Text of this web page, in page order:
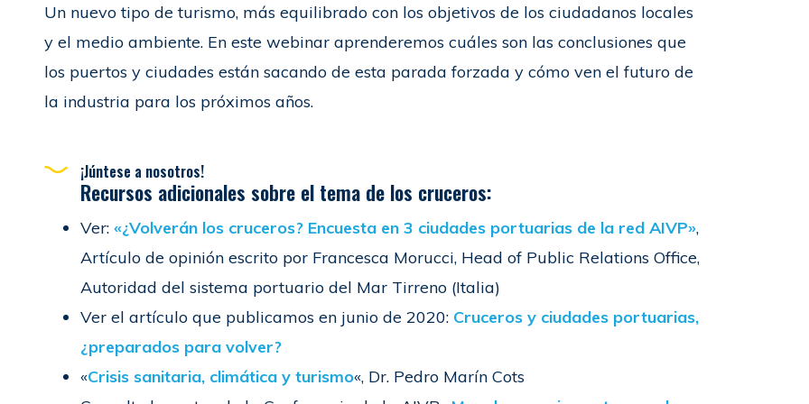
Un nuevo tipo de turismo, más equilibrado con los objetivos de los ciudadanos locales
y el medio ambiente. En este webinar aprenderemos cuáles son las conclusiones que
los puertos y ciudades están sacando de esta parada forzada y cómo ven el futuro de
la industria para los próximos años.
¡Júntese a nosotros!
Recursos adicionales sobre el tema de los cruceros:
Ver: «¿Volverán los cruceros? Encuesta en 3 ciudades portuarias de la red AIVP»,
Artículo de opinión escrito por Francesca Morucci, Head of Public Relations Office,
Autoridad del sistema portuario del Mar Tirreno (Italia)
Ver el artículo que publicamos en junio de 2020: Cruceros y ciudades portuarias,
¿preparados para volver?
«Crisis sanitaria, climática y turismo«, Dr. Pedro Marín Cots